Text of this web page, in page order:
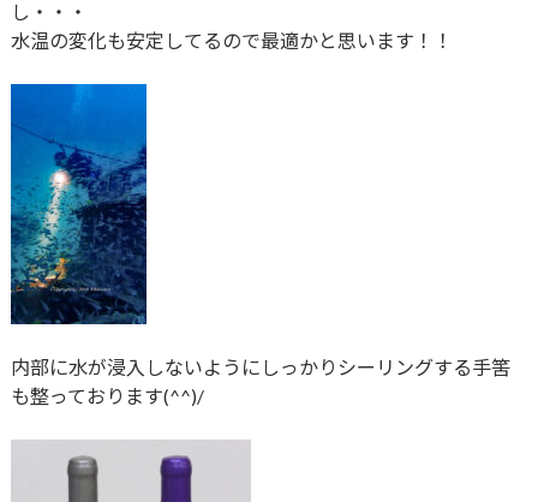
し・・・
水温の変化も安定してるので最適かと思います！！
内部に水が浸入しないようにしっかりシーリングする手筈
も整っております(^^)/